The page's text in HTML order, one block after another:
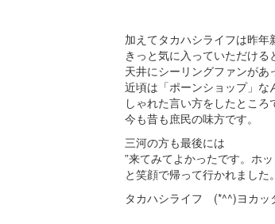
加えてタカハシライフは昨
きっと気に入っていただけ
天井にシーリングファンがあ
近頃は「ポーンショップ」な
しゃれた言い方をしたところ
今も昔も庶民の味方です。
三河の方も最後には
”来てみてよかったです。ホ
と笑顔で帰って行かれました。
タカハシライフ (*^^)ヨカッ